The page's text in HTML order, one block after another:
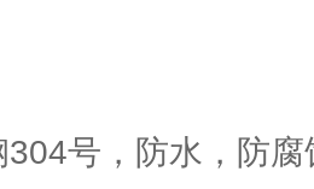
304号，防水，防腐